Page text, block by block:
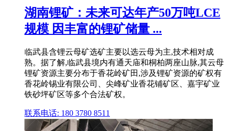
湖南锂矿：未来可达年产50万吨LCE
规模 因丰富的锂矿储量 ...
临武县含锂云母矿选矿主要以选云母为主,技术相对成
熟。据了解,临武县境内有通天庙和桐柏两座山脉,其云母
锂矿资源主要分布于香花岭矿田,涉及锂矿资源的矿权有
香花岭锡业有限公司、尖峰矿业香花铺矿区、嘉宇矿业
铁砂坪矿区等多个合法矿权。
联系电话: 180 3780 8511